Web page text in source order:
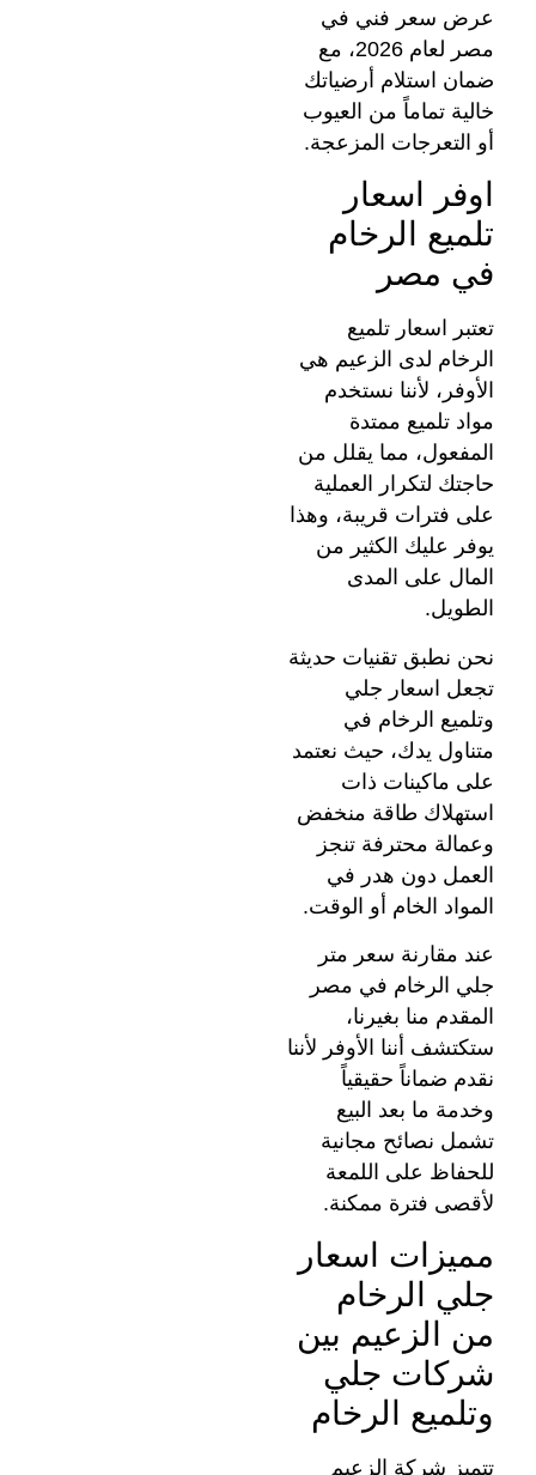
عرض سعر فني في
مصر لعام 2026، مع
ضمان استلام أرضياتك
خالية تماماً من العيوب
أو التعرجات المزعجة.
اوفر اسعار
تلميع الرخام
في مصر
تعتبر اسعار تلميع
الرخام لدى الزعيم هي
الأوفر، لأننا نستخدم
مواد تلميع ممتدة
المفعول، مما يقلل من
حاجتك لتكرار العملية
على فترات قريبة، وهذا
يوفر عليك الكثير من
المال على المدى
الطويل.
نحن نطبق تقنيات حديثة
تجعل اسعار جلي
وتلميع الرخام في
متناول يدك، حيث نعتمد
على ماكينات ذات
استهلاك طاقة منخفض
وعمالة محترفة تنجز
العمل دون هدر في
المواد الخام أو الوقت.
عند مقارنة سعر متر
جلي الرخام في مصر
المقدم منا بغيرنا،
ستكتشف أننا الأوفر لأننا
نقدم ضماناً حقيقياً
وخدمة ما بعد البيع
تشمل نصائح مجانية
للحفاظ على اللمعة
لأقصى فترة ممكنة.
مميزات اسعار
جلي الرخام
من الزعيم بين
شركات جلي
وتلميع الرخام
تتميز شركة الزعيم